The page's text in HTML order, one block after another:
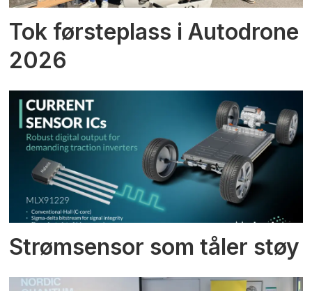
Tok førsteplass i Autodrone
2026
Strømsensor som tåler støy